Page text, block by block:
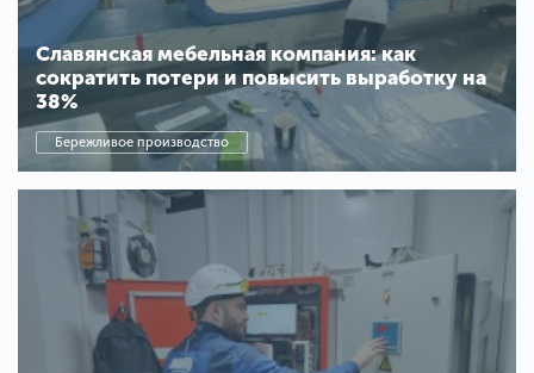
Славянская мебельная компания: как
сократить потери и повысить выработку на
38%
Бережливое производство